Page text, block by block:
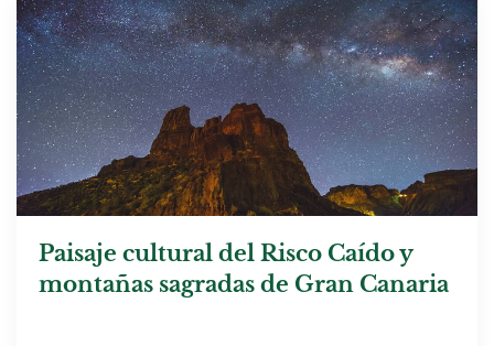
Paisaje cultural del Risco Caído y
montañas sagradas de Gran Canaria